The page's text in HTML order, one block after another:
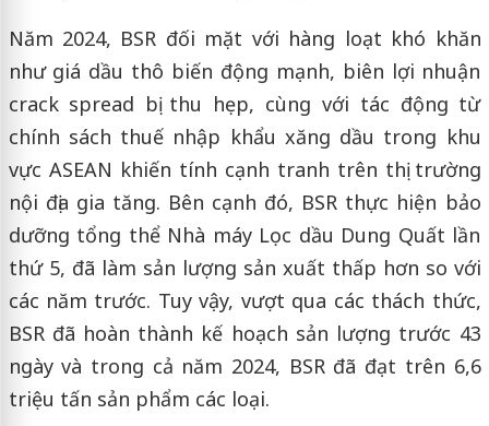
Năm 2024, BSR đối mặt với hàng loạt khó khăn
như giá dầu thô biến động mạnh, biên lợi nhuận
crack spread bị thu hẹp, cùng với tác động từ
chính sách thuế nhập khẩu xăng dầu trong khu
vực ASEAN khiến tính cạnh tranh trên thị trường
nội địa gia tăng. Bên cạnh đó, BSR thực hiện bảo
dưỡng tổng thể Nhà máy Lọc dầu Dung Quất lần
thứ 5, đã làm sản lượng sản xuất thấp hơn so với
các năm trước. Tuy vậy, vượt qua các thách thức,
BSR đã hoàn thành kế hoạch sản lượng trước 43
ngày và trong cả năm 2024, BSR đã đạt trên 6,6
triệu tấn sản phẩm các loại.